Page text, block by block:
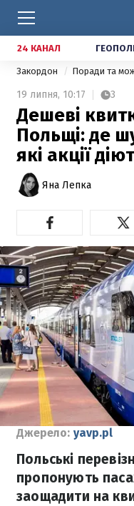
24 КАНАЛ
Закордон Поради та
19 липня, 10:17 3
Дешеві
Польщі: де
які акції
Яна Лепка
Джерело: yavp.pl
Польські
пропонують
заощадити на